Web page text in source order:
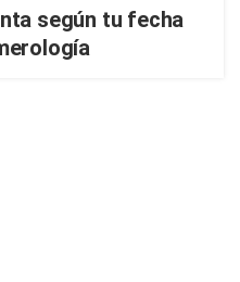
según tu fecha